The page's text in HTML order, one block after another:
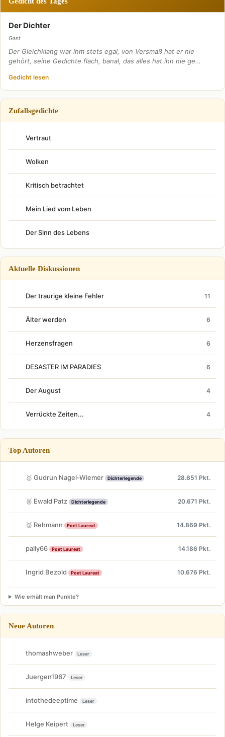
Der Dichter
Gast
Der Gleichklang war ihm stets egal, von Versmaß hat er nie
gehört, seine Gedichte flach, banal, das alles hat ihn nie ge…
Gedicht lesen
Zufallsgedichte
Vertraut
Wolken
Kritisch betrachtet
Mein Lied vom Leben
Der Sinn des Lebens
Aktuelle Diskussionen
Der traurige kleine Fehler 11
Älter werden 6
Herzensfragen 6
DESASTER IM PARADIES 6
Der August 4
Verrückte Zeiten... 4
Top Autoren
🥇 Gudrun Nagel-Wiemer Dichterlegende 28.651 Pkt.
🥈 Ewald Patz Dichterlegende 20.671 Pkt.
🥉 Rehmann Poet Laureat 14.869 Pkt.
pally66 Poet Laureat 14.186 Pkt.
Ingrid Bezold Poet Laureat 10.676 Pkt.
Wie erhält man Punkte?
Neue Autoren
thomashweber Leser
Juergen1967 Leser
intothedeeptime Leser
Helge Keipert Leser